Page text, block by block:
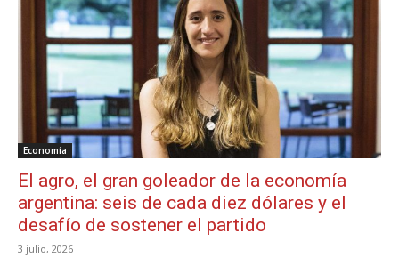
Economía
El agro, el gran goleador de la economía
argentina: seis de cada diez dólares y el
desafío de sostener el partido
3 julio, 2026